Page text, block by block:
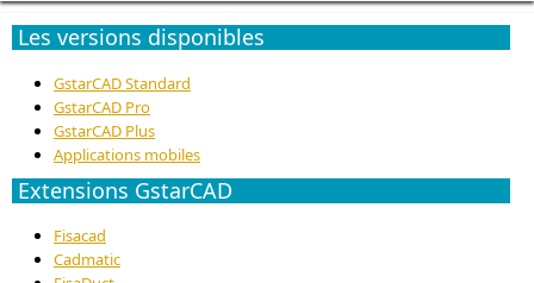
Les versions disponibles
GstarCAD Standard
GstarCAD Pro
GstarCAD Plus
Applications mobiles
Extensions GstarCAD
Fisacad
Cadmatic